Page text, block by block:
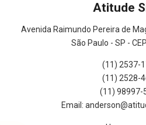
Atitude
Avenida Raimundo Pereira de
São Paulo - SP -
(11) 2537-
(11) 2528-
(11) 98997-